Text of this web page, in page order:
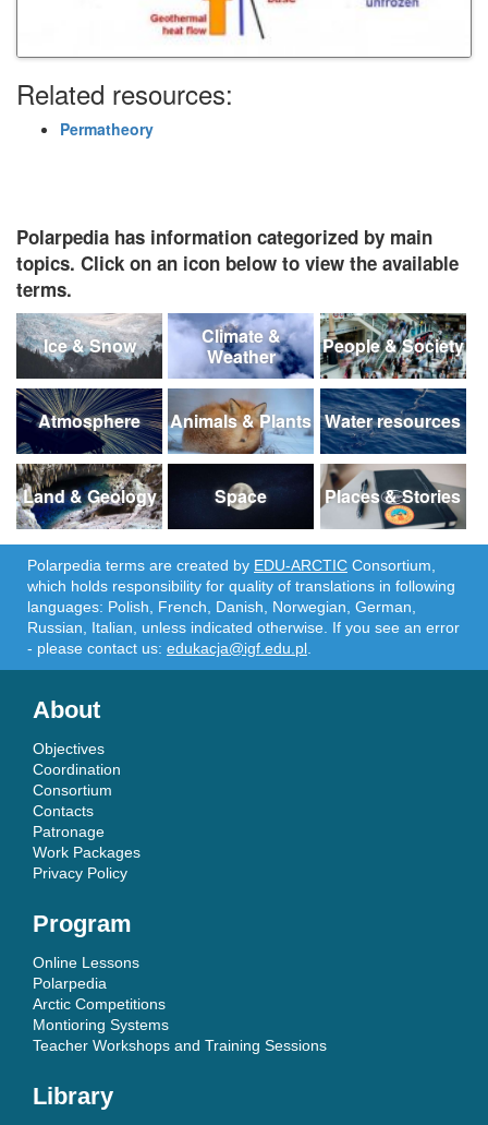
Related resources:
Permatheory
Polarpedia has information categorized by main
topics. Click on an icon below to view the available
terms.
Ice & Snow
Climate &
Weather
People & Society
Atmosphere Animals & Plants Water resources
Land & Geology Space Places & Stories
Polarpedia terms are created by EDU-ARCTIC Consortium,
which holds responsibility for quality of translations in following
languages: Polish, French, Danish, Norwegian, German,
Russian, Italian, unless indicated otherwise. If you see an error
- please contact us: edukacja@igf.edu.pl
About
Objectives
Coordination
Consortium
Contacts
Patronage
Work Packages
Privacy Policy
Program
Online Lessons
Polarpedia
Arctic Competitions
Montioring Systems
Teacher Workshops and Training Sessions
Library